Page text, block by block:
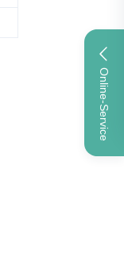
Online-Service